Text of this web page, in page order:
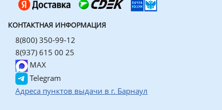
КОНТАКТНАЯ ИНФОРМАЦИЯ
8(800) 350-99-12
8(937) 615 00 25
MAX
Telegram
Адреса пунктов выдачи в г. Барнаул